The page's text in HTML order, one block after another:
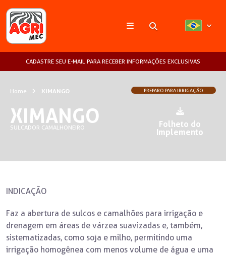
Pesquisar
CADASTRE SEU E-MAIL PARA RECEBER INFORMAÇÕES EXCLUSIVAS
Home XIMANGO PREPARO PARA IRRIGAÇÃO
XIMANGO
SULCADOR CAMALHONEIRO
Folheto do
Implemento
INDICAÇÃO
Faz a abertura de sulcos e camalhões para irrigação e
drenagem em áreas de várzea suavizadas e, também,
sistematizadas, como soja e milho, permitindo uma
irrigação homogênea com menos volume de água e uma